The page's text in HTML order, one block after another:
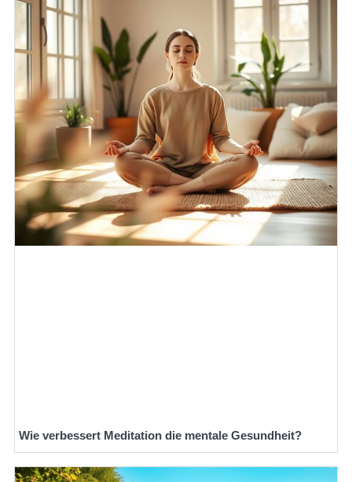
Wie verbessert Meditation die mentale Gesundheit?